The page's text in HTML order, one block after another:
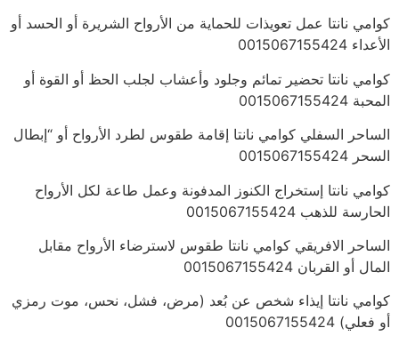
كوامي نانتا عمل تعويذات للحماية من الأرواح الشريرة أو الحسد أو
الأعداء 0015067155424
كوامي نانتا تحضير تمائم وجلود وأعشاب لجلب الحظ أو القوة أو
المحبة 0015067155424
الساحر السفلي كوامي نانتا إقامة طقوس لطرد الأرواح أو “إبطال
السحر 0015067155424
كوامي نانتا إستخراج الكنوز المدفونة وعمل طاعة لكل الأرواح
الحارسة للذهب 0015067155424
الساحر الافريقي كوامي نانتا طقوس لاسترضاء الأرواح مقابل
المال أو القربان 0015067155424
كوامي نانتا إيذاء شخص عن بُعد (مرض، فشل، نحس، موت رمزي
أو فعلي) 0015067155424